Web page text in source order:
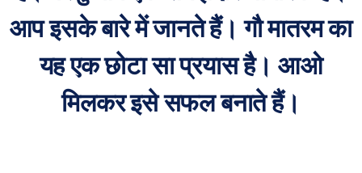
आप इसके बारे में जानते हैं। गौ मातरम का
यह एक छोटा सा प्रयास है। आओ
मिलकर इसे सफल बनाते हैं।